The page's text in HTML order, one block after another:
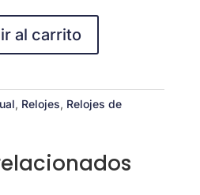
al carrito
, Relojes, Relojes de